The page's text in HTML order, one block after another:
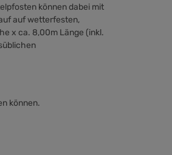
können dabei mit
auf wetterfesten,
x ca. 8,00m Länge (inkl.
können.